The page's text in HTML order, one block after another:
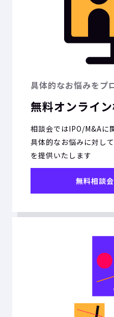
具体的なお悩みをプ
無料オンライ
相談会ではIPO/M&Aに
具体的なお悩みに対し
を提供いたします
無料相談